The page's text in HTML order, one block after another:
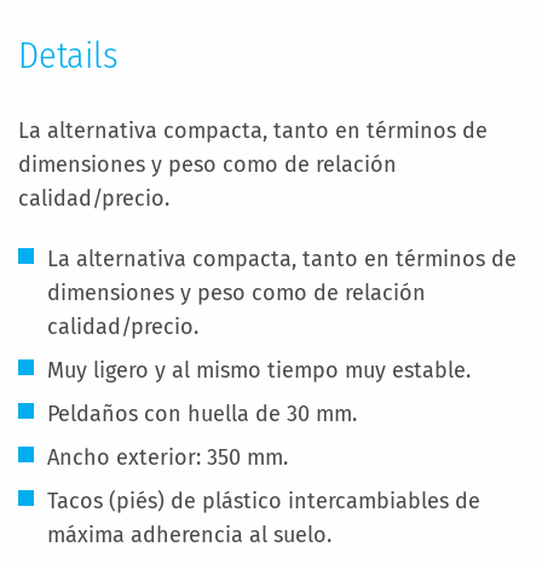
Details
La alternativa compacta, tanto en términos de
dimensiones y peso como de relación
calidad/precio.
La alternativa compacta, tanto en términos de
dimensiones y peso como de relación
calidad/precio.
Muy ligero y al mismo tiempo muy estable.
Peldaños con huella de 30 mm.
Ancho exterior: 350 mm.
Tacos (piés) de plástico intercambiables de
máxima adherencia al suelo.